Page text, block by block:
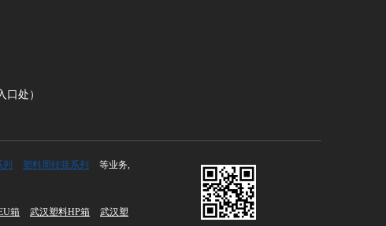
处）
塑料周转筛系列
等业务,
箱 武汉塑料HP箱
武汉塑